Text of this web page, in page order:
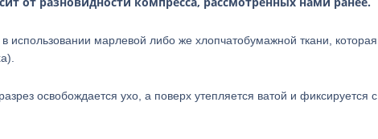
в использовании марлевой либо же хлопчатобумажной ткани, которая
освобождается ухо, а поверх утепляется ватой и фиксируется с